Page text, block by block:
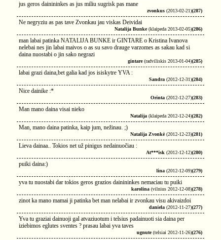
jus geros dainininkes as jus miliu sugrisk pas mane
zvonkus (2013-02-21)(287)
Ne negryziu as pas tave Zvonkau jau viskas Deividai
Natalija Bunke(klaipeda 2013-02-05)(286)
man labai patinka NATALIJA BUNKE ir GINTARE o Kristina Ivanova
nelebai nes jin labai maivos o as su savo drauge varzomes as sakau kad si
daina nuostabi o jin sako negrazi
gintare(radviliskis 2013-01-04)(285)
labai grazi daina,bet galia kad jos isiskytre YVA :
Sandra (2012-12-31)(284)
Nice dainike :*
Orinta (2012-12-27)(283)
Man mano daina visai nieko
Natalija (klaipeda 2012-12-24)(282)
Man, mano daina patinka, kaip jum, nežinau. ;)
Natalija Zvonkė(2012-12-23)(281)
Lieva dainaa.. Tokios net už pinigus nedainuočiau :
At***isk (2012-12-12)(280)
puiki daina:)
lina (2012-12-09)(279)
yva tu nuostabi dar tokios geros grazios dainininkes nemaciau tu puiki
karolina (vilnius 2012-12-08)(278)
zinot ka mano mamai ji patinka bet man nelabai ir zvonkau visu akivaizdoi
daniela (2012-11-27)(277)
Yva tu graziai dainuoji gal atvaziuotum i telsius padainuoti sia daina per
iziebimos eglutes sventes ? prasau labai yva taves
ugnute(telsiai 2012-11-26)(276)